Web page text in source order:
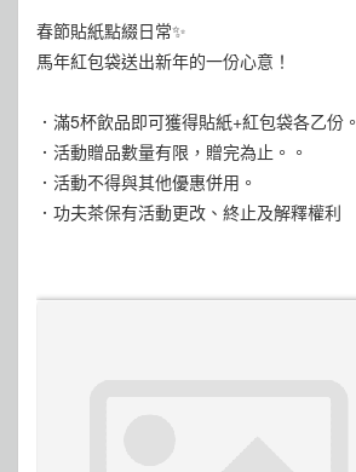
春節貼紙點綴日常✨
馬年紅包袋送出新年的一份心意！
．滿5杯飲品即可獲得貼紙+紅包袋各乙份。
．活動贈品數量有限，贈完為止。。
．活動不得與其他優惠併用。
．功夫茶保有活動更改、終止及解釋權利